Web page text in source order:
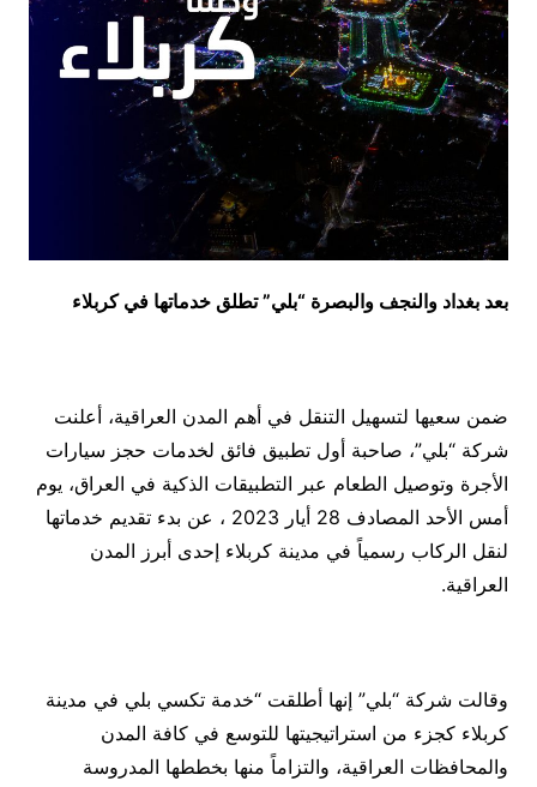
بعد بغداد والنجف والبصرة “بلي” تطلق خدماتها في كربلاء
ضمن سعيها لتسهيل التنقل في أهم المدن العراقية، أعلنت
شركة “بلي”، صاحبة أول تطبيق فائق لخدمات حجز سيارات
الأجرة وتوصيل الطعام عبر التطبيقات الذكية في العراق، يوم
أمس الأحد المصادف 28 أيار 2023 ، عن بدء تقديم خدماتها
لنقل الركاب رسمياً في مدينة كربلاء إحدى أبرز المدن
العراقية.
وقالت شركة “بلي” إنها أطلقت “خدمة تكسي بلي في مدينة
كربلاء كجزء من استراتيجيتها للتوسع في كافة المدن
والمحافظات العراقية، والتزاماً منها بخططها المدروسة